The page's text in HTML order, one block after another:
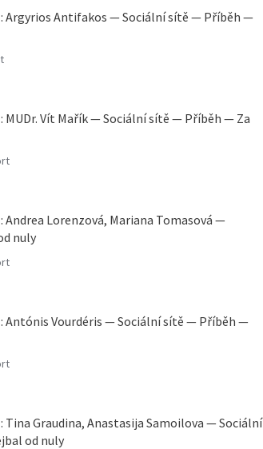
Argyrios Antifakos — Sociální sítě — Příběh —
Vít Mařík — Sociální sítě — Příběh — Za
Lorenzová, Mariana Tomasová —
nuly
Antónis Vourdéris — Sociální sítě — Příběh —
Graudina, Anastasija Samoilova — Sociální
od nuly